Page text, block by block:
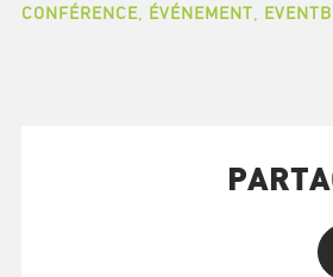
CONFÉRENCE, ÉVÉNEMENT